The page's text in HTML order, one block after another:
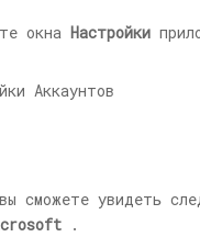
окна Настройки
сможете увидеть
.